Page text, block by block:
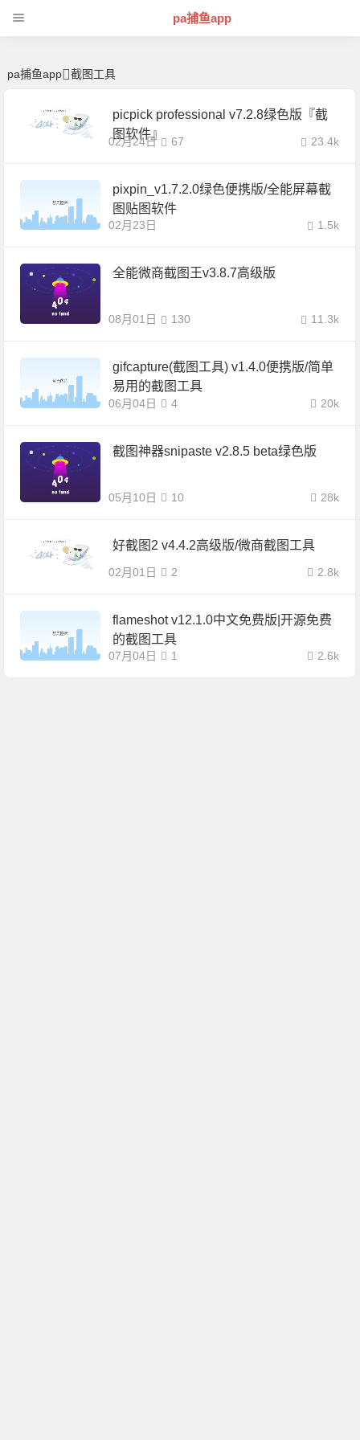
pa捕鱼app
pa捕鱼app 截图工具
picpick professional v7.2.8绿色版『截
图软件』
02月24日 23.4k
67
pixpin_v1.7.2.0绿色便携版/全能屏幕截
图贴图软件
02月23日 1.5k
全能微商截图王v3.8.7高级版
08月01日 11.3k
130
gifcapture(截图工具) v1.4.0便携版/简单
易用的截图工具
06月04日 20k
4
截图神器snipaste v2.8.5 beta绿色版
05月10日 28k
10
好截图2 v4.4.2高级版/微商截图工具
02月01日 2.8k
2
flameshot v12.1.0中文免费版|开源免费
的截图工具
07月04日 2.6k
1